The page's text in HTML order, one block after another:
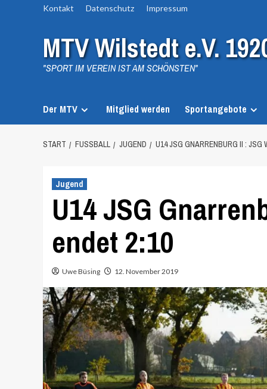
Kontakt Datenschutz Impressum
MTV Wilstedt e.V.
"SPORT IM VEREIN IST AM SCHÖNSTEN"
Der MTV Mitglied werden Sportangebote
START FUSSBALL JUGEND U14 JSG GNARRENBURG II : JSG
Jugend
U14 JSG
endet 2:10
Uwe Büsing 12. November 2019